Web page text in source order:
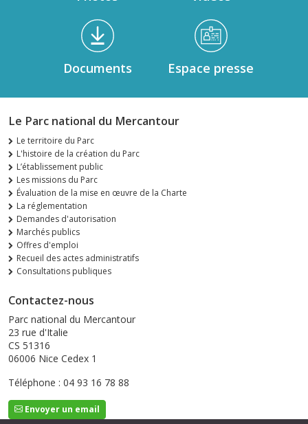
Documents Espace presse
Le Parc national du Mercantour
Le territoire du Parc
L'histoire de la création du Parc
L’établissement public
Les missions du Parc
Évaluation de la mise en œuvre de la Charte
La réglementation
Demandes d'autorisation
Marchés publics
Offres d'emploi
Recueil des actes administratifs
Consultations publiques
Contactez-nous
Parc national du Mercantour
23 rue d'Italie
CS 51316
06006 Nice Cedex 1
Téléphone : 04 93 16 78 88
Envoyer un email